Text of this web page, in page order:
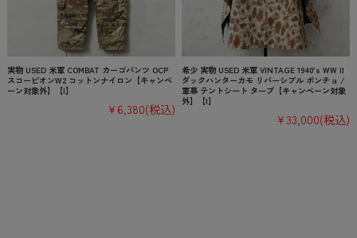
実物 USED 米軍 COMBAT カーゴパンツ OCP
スコーピオンW2 コットンナイロン【キャンペ
ーン対象外】【I】
¥6,380(税込)
希少 実物 USED 米軍 VINTAGE 1940’s WW II
ダックハンターカモ リバーシブル ポンチョ /
軍幕 テントシート タープ【キャンペーン対象
外】【I】
¥33,000(税込)